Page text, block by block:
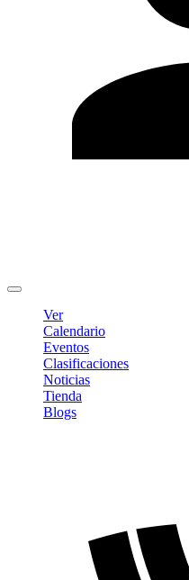
Ver
Calendario
Eventos
Clasificaciones
Noticias
Tienda
Blogs